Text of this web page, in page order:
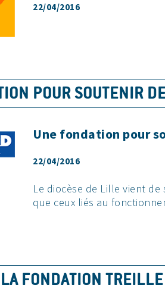
22/04/2016
POUR SOUTENIR
Une fondation pour
22/04/2016
Le diocèse de Lille vient
que ceux liés au
LA FONDATION